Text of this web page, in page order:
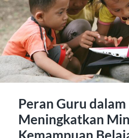
Peran Guru dalam
Meningkatkan